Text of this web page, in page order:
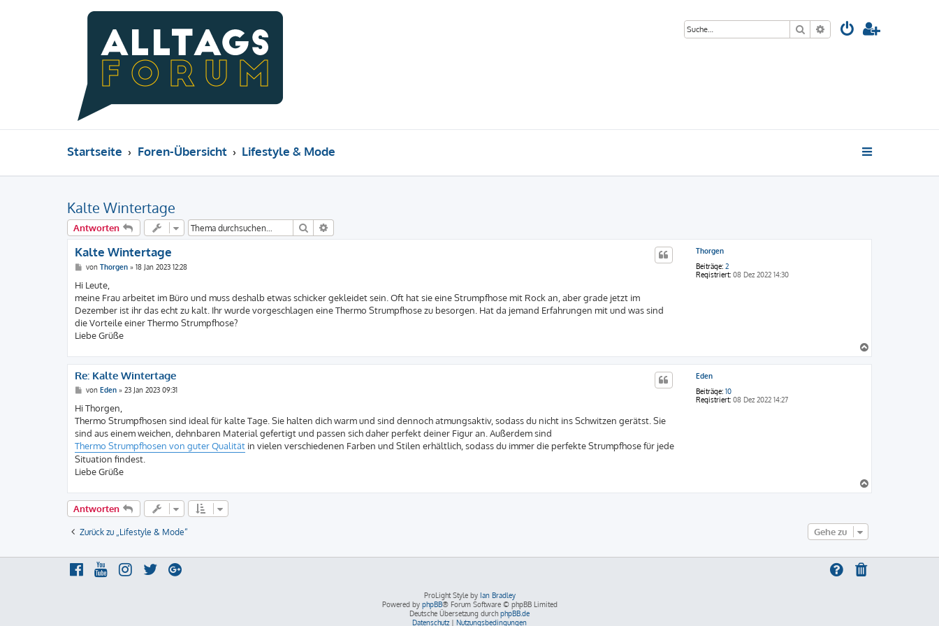
Suche Erweiterte Suche
Startseite Foren-Übersicht Lifestyle & Mode
Kalte Wintertage
Antworten Suche
Thorgen
Beiträge: 2
Registriert: 08 Dez 2022 14:30
Kalte Wintertage
B
i
t
r
a
g
von Thorgen» 18 Jan 2023 12:28
Hi Leute,
meine Frau arbeitet im Büro und muss deshalb etwas schicker gekleidet sein. Oft hat sie eine Strumpfhose mit Rock an, aber grade jetzt im
Dezember ist ihr das echt zu kalt. Ihr wurde vorgeschlagen eine Thermo Strumpfhose zu besorgen. Hat da jemand Erfahrungen mit und was sind
die Vorteile einer Thermo Strumpfhose?
Liebe Grüße
a
c
Eden
Beiträge: 10
Registriert: 08 Dez 2022 14:27
Re: Kalte Wintertage
B
i
t
r
a
g
von Eden» 23 Jan 2023 09:31
Hi Thorgen,
Thermo Strumpfhosen sind ideal für kalte Tage. Sie halten dich warm und sind dennoch atmungsaktiv, sodass du nicht ins Schwitzen gerätst. Sie
sind aus einem weichen, dehnbaren Material gefertigt und passen sich daher perfekt deiner Figur an. Außerdem sind
Thermo Strumpfhosen von guter Qualität in vielen verschiedenen Farben und Stilen erhältlich, sodass du immer die perfekte Strumpfhose für jede
Situation findest.
Liebe Grüße
a
n
Antworten
Zurück zu „Lifestyle & Mode“ Gehe zu
ProLight Style by Ian Bradley
Powered by phpBB® Forum Software © phpBB Limited
Deutsche Übersetzung durch phpBB.de
Datenschutz | Nutzungsbedingungen